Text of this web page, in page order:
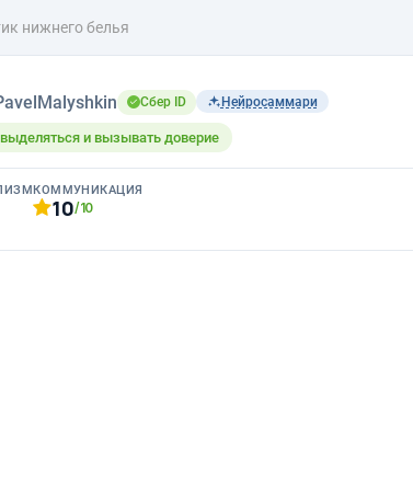
нижнего белья
Сбер ID Нейросаммари
и вызывать доверие
КОММУНИКАЦИЯ
10/10